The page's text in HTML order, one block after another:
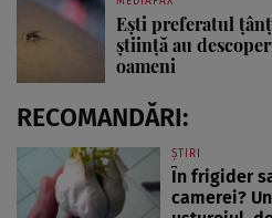
Ești preferatul
știință au
oameni
RECOMANDĂRI:
ȘTIRI
În frigider
camerei?